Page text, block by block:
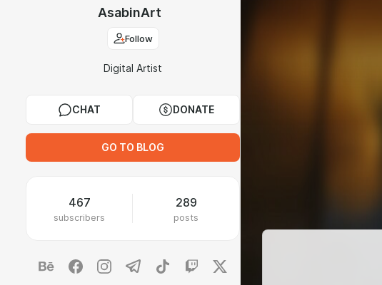
AsabinArt
Follow
Digital Artist
CHAT DONATE
GO TO BLOG
467
subscribers
289
posts